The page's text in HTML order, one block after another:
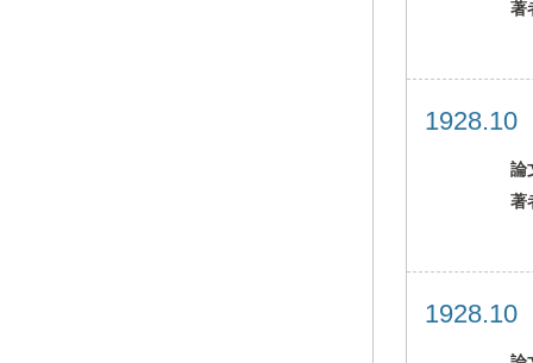
著
論
著